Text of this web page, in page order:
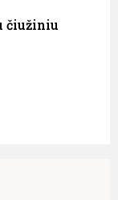
čiužiniu